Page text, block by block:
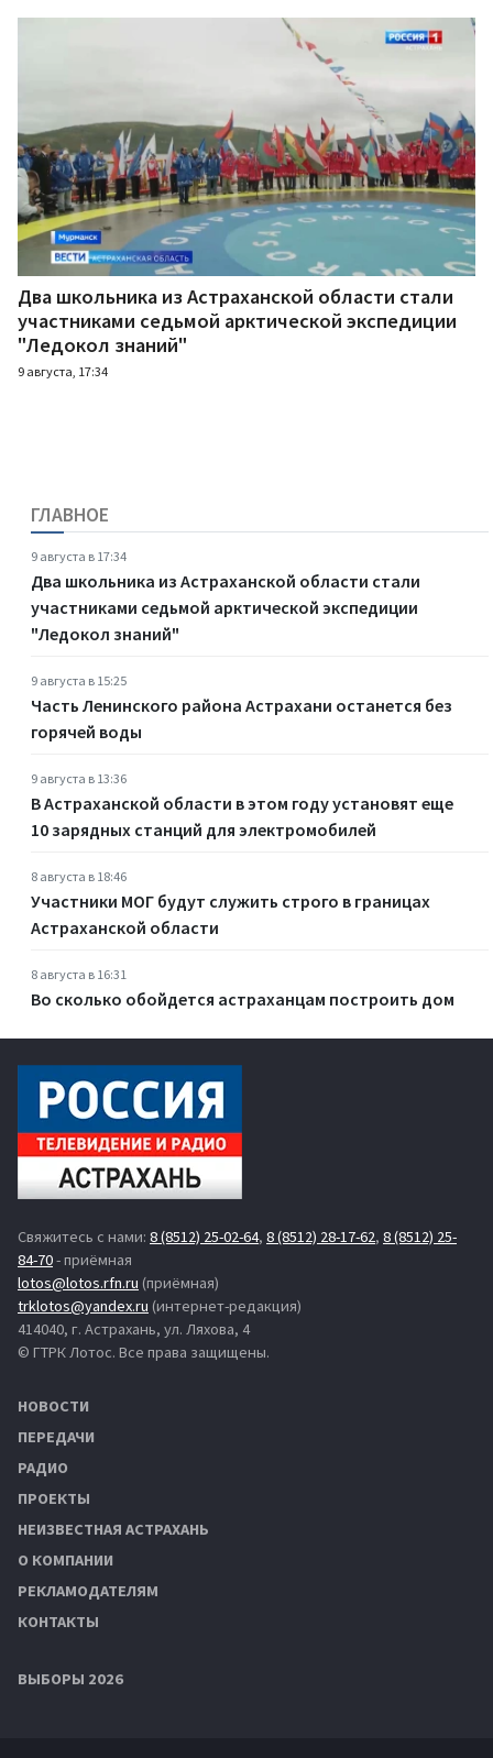
Два школьника из Астраханской области стали
участниками седьмой арктической экспедиции
"Ледокол знаний"
9 августа, 17:34
ГЛАВНОЕ
9 августа в 17:34
Два школьника из Астраханской области стали
участниками седьмой арктической экспедиции
"Ледокол знаний"
9 августа в 15:25
Часть Ленинского района Астрахани останется без
горячей воды
9 августа в 13:36
В Астраханской области в этом году установят еще
10 зарядных станций для электромобилей
8 августа в 18:46
Участники МОГ будут служить строго в границах
Астраханской области
8 августа в 16:31
Во сколько обойдется астраханцам построить дом
Свяжитесь с нами: 8 (8512) 25-02-64, 8 (8512) 28-17-62, 8 (8512) 25-
84-70- приёмная
lotos@lotos.rfn.ru (приёмная)
trklotos@yandex.ru (интернет-редакция)
414040, г. Астрахань, ул. Ляхова, 4
© ГТРК Лотос. Все права защищены.
НОВОСТИ
ПЕРЕДАЧИ
РАДИО
ПРОЕКТЫ
НЕИЗВЕСТНАЯ АСТРАХАНЬ
О КОМПАНИИ
РЕКЛАМОДАТЕЛЯМ
КОНТАКТЫ
ВЫБОРЫ 2026